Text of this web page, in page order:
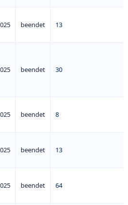
beendet 13
beendet 30
beendet 8
beendet 13
beendet 64